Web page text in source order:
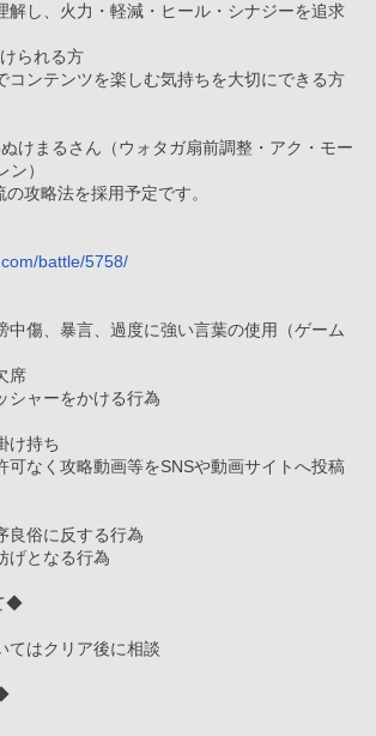
解し、火力・軽減・ヒール・シナジーを追求
られる方
コンテンツを楽しむ気持ちを大切にできる方
けまるさん（ウォタガ扇前調整・アク・モー
）
攻略法を採用予定です。
battle/5758/
中傷、暴言、過度に強い言葉の使用（ゲーム
席
シャーをかける行為
け持ち
可なく攻略動画等をSNSや動画サイトへ投稿
良俗に反する行為
げとなる行為
◆
てはクリア後に相談